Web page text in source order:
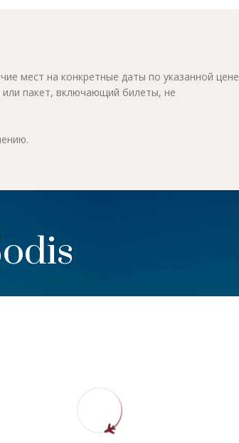
мест на конкретные даты по указанной цене
пакет, включающий билеты, не